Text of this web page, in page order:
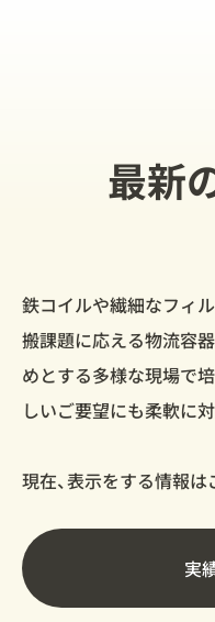
最新
鉄コイルや繊細なフィ
搬課題に応える物流容
めとする多様な現場で
しいご要望にも柔軟に
現在、表示をする情報は
実